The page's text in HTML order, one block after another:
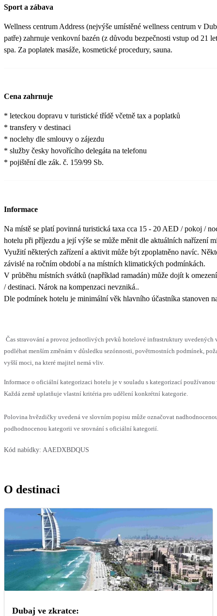
Sport a zábava
Wellness centrum Address (nejvýše umístěné wellness centrum v
patře) zahrnuje venkovní bazén (z důvodu bezpečnosti vstup od 21
spa. Za poplatek masáže, kosmetické procedury, sauna.
Cena zahrnuje
* leteckou dopravu v turistické třídě včetně tax a poplatků
* transfery v destinaci
* noclehy dle smlouvy o zájezdu
* služby česky hovořícího delegáta na telefonu
* pojištění dle zák. č. 159/99 Sb.
Informace
Na místě se platí povinná turistická taxa cca 15 - 20 AED / pokoj /
hotelu při příjezdu a její výše se může měnit dle aktuálních nařízení
Využití některých zařízení a aktivit může být zpoplatněno navíc.
závislé na ročním období a na místních klimatických podmínkách.
V průběhu místních svátků (například ramadán) může dojít k
/ destinaci. Nárok na kompenzaci nevzniká..
Dle podmínek hotelu je minimální věk hlavního účastníka stanoven
Čas stravování a provoz jednotlivých prvků hotelové infrastruktury uvedených
podléhat menším změnám v důsledku sezónnosti, povětrnostních podmínek,
vyšší moci, na které majitel nemá vliv.
Informace o oficiální kategorizaci hotelu je v souladu s kategorizací používanou
Každá země uplatňuje vlastní kritéria pro udělení konkrétní kategorie.
Polovina hvězdičky uvedená ve slovním popisu může označovat
podhodnocenou kategorii ve srovnání s oficiální kategorií.
Kód nabídky: AAEDXBDQUS
O destinaci
Dubaj ve zkratce: